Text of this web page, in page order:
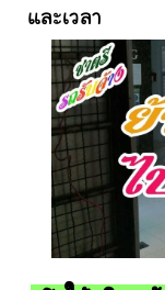
และเวลา